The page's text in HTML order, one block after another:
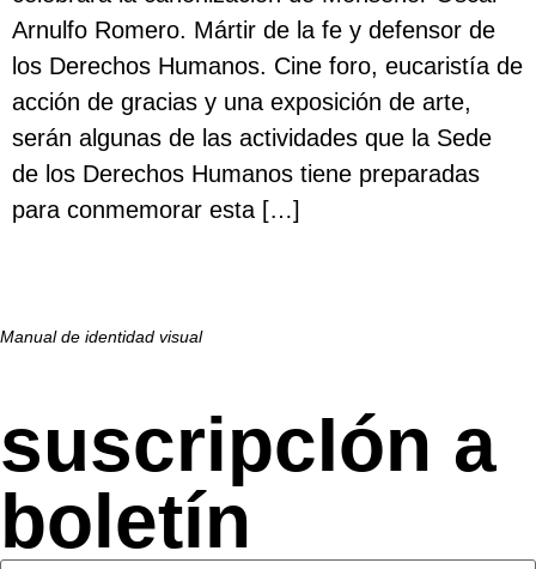
Arnulfo Romero. Mártir de la fe y defensor de
los Derechos Humanos. Cine foro, eucaristía de
acción de gracias y una exposición de arte,
serán algunas de las actividades que la Sede
de los Derechos Humanos tiene preparadas
para conmemorar esta […]
Manual de identidad visual
suscripcIón a
boletín